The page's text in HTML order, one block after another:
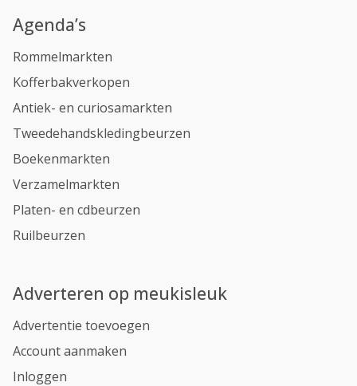
Agenda’s
Rommelmarkten
Kofferbakverkopen
Antiek- en curiosamarkten
Tweedehandskledingbeurzen
Boekenmarkten
Verzamelmarkten
Platen- en cdbeurzen
Ruilbeurzen
Adverteren op meukisleuk
Advertentie toevoegen
Account aanmaken
Inloggen